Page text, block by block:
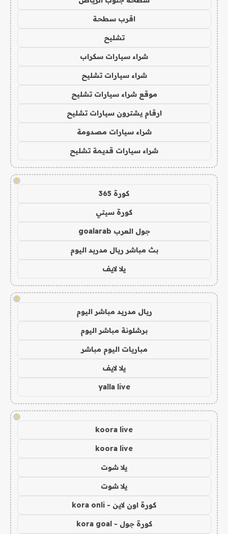
اقرب سطحة
تشليح
شراء سيارات سكراب
شراء سيارات تشليح
موقع شراء سيارات تشليح
ارقام يشترون سيارات تشليح
شراء سيارات مصدومة
شراء سيارات قديمة تشليح
!
كورة 365
كورة سيتي
جول العرب goalarab
بث مباشر ريال مدريد اليوم
يلا لايف
!
ريال مدريد مباشر اليوم
برشلونة مباشر اليوم
مباريات اليوم مباشر
يلا لايف
yalla live
!
koora live
koora live
يلا شوت
يلا شوت
كورة اون لاين - kora onli
كورة جول - kora goal